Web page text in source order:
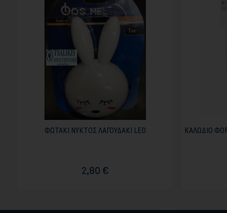
ΦΩΤΑΚΙ ΝΥΚΤΟΣ ΛΑΓΟΥΔΑΚΙ LED
2,80 €
ΚΑΛΩΔΙΟ